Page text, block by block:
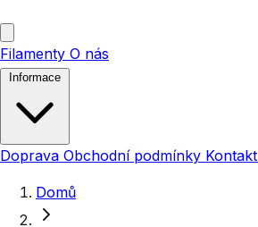
Filamenty O nás
Doprava Obchodní podmínky Kontakt
Domů